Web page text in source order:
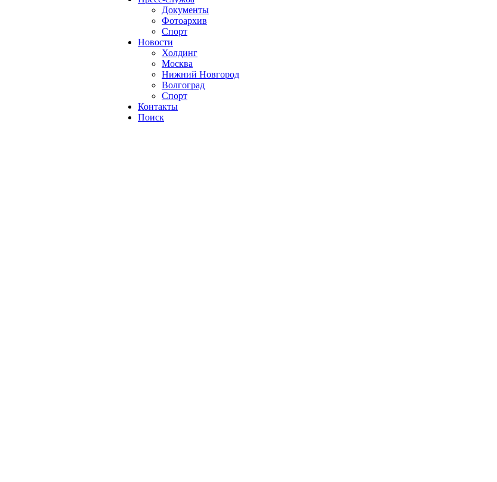
Документы
Фотоархив
Спорт
Новости
Холдинг
Москва
Нижний Новгород
Волгоград
Спорт
Контакты
Поиск